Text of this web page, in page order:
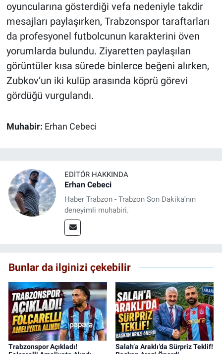
oyuncularına gösterdiği vefa nedeniyle takdir
mesajları paylaşırken, Trabzonspor taraftarları
da profesyonel futbolcunun karakterini öven
yorumlarda bulundu. Ziyaretten paylaşılan
görüntüler kısa sürede binlerce beğeni alırken,
Zubkov’un iki kulüp arasında köprü görevi
gördüğü vurgulandı.
Muhabir: Erhan Cebeci
EDITÖR HAKKINDA
Erhan Cebeci
Haber Trabzon - Trabzon Son Dakika'nın
deneyimli muhabiri.
Bunlar da ilginizi çekebilir
Trabzonspor Açıkladı!
Salah’a Araklı’da Sürpriz Teklif!